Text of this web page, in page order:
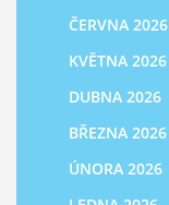
ČERVNA 2026
KVĚTNA 2026
DUBNA 2026
BŘEZNA 2026
ÚNORA 2026